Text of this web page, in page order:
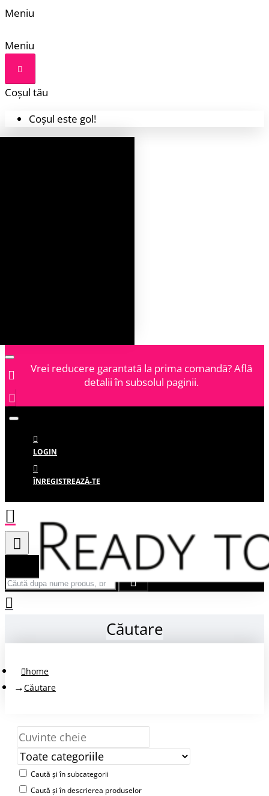
Meniu
Meniu
Coșul tău
Coșul este gol!
Vrei reducere garantată la prima comandă? Află
detalii în subsolul paginii.
LOGIN
ÎNREGISTREAZĂ-TE
Căută după nume produs, brand...
Căutare
home
Căutare
Caută și în subcategorii
Caută și în descrierea produselor